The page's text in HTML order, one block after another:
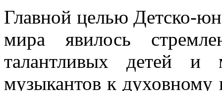
Главной целью Детско-
мира явилось
талантливых детей
музыкантов к духовному